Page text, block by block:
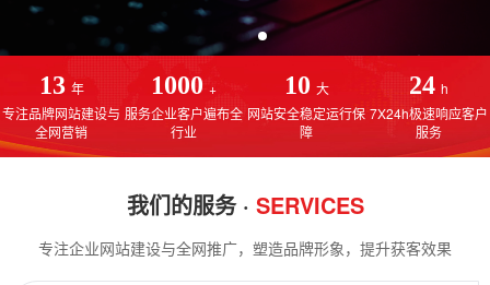
13 年
专注品牌网站建设与
全网营销
1000 +
服务企业客户遍布全
行业
10 大
网站安全稳定运行保
障
24 h
7X24h极速响应客户
服务
我们的服务 · SERVICES
专注企业网站建设与全网推广，塑造品牌形象，提升获客效果